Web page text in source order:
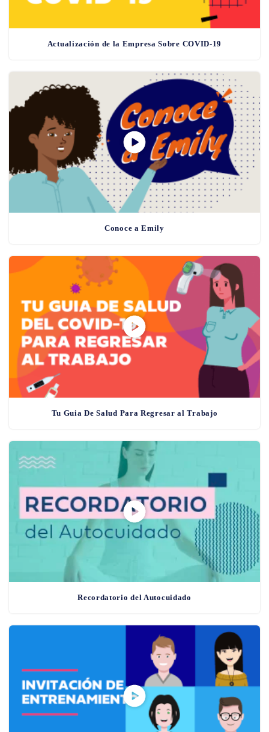
Actualización de la Empresa Sobre COVID-19
Conoce a Emily
Tu Guia De Salud Para Regresar al Trabajo
Recordatorio del Autocuidado